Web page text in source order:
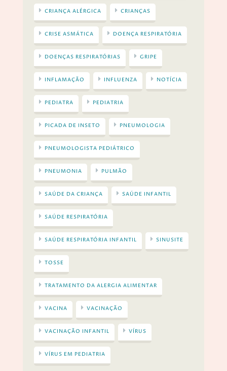
CRIANÇA ALÉRGICA CRIANÇAS
CRISE ASMÁTICA DOENÇA RESPIRATÓRIA
DOENÇAS RESPIRATÓRIAS GRIPE
INFLAMAÇÃO INFLUENZA NOTÍCIA
PEDIATRA PEDIATRIA
PICADA DE INSETO PNEUMOLOGIA
PNEUMOLOGISTA PEDIÁTRICO
PNEUMONIA PULMÃO
SAÚDE DA CRIANÇA SAÚDE INFANTIL
SAÚDE RESPIRATÓRIA
SAÚDE RESPIRATÓRIA INFANTIL SINUSITE
TOSSE
TRATAMENTO DA ALERGIA ALIMENTAR
VACINA VACINAÇÃO
VACINAÇÃO INFANTIL VÍRUS
VÍRUS EM PEDIATRIA